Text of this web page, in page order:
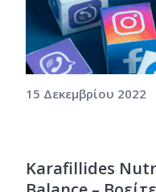
15 Δεκεμβρίου 2022
Karafillides